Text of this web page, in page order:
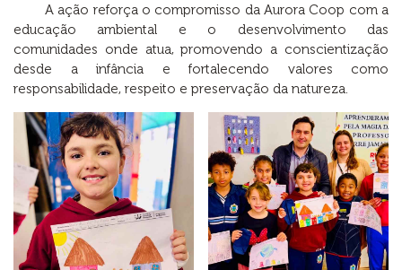
A ação reforça o compromisso da Aurora Coop com a
educação ambiental e o desenvolvimento das
comunidades onde atua, promovendo a conscientização
desde a infância e fortalecendo valores como
responsabilidade, respeito e preservação da natureza.